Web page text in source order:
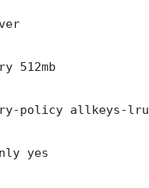
512mb
policy allkeys-lru
yes